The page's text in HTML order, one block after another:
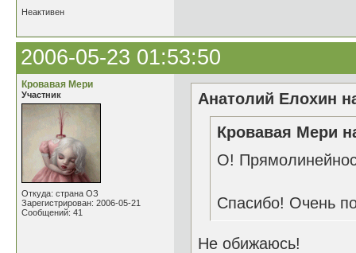
Неактивен
2006-05-23 01:53:50
Кровавая Мери
Участник
Откуда: страна ОЗ
Зарегистрирован: 2006-05-21
Сообщений: 41
Анатолий Елохин
Кровавая Мери
О!
Спасибо! Очень
Не обижаюсь!